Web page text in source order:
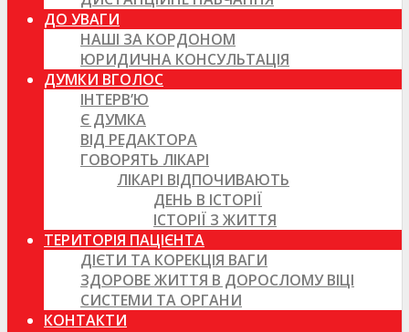
ДО УВАГИ
НАШІ ЗА КОРДОНОМ
ЮРИДИЧНА КОНСУЛЬТАЦІЯ
ДУМКИ ВГОЛОС
ІНТЕРВ’Ю
Є ДУМКА
ВІД РЕДАКТОРА
ГОВОРЯТЬ ЛІКАРІ
ЛІКАРІ ВІДПОЧИВАЮТЬ
ДЕНЬ В ІСТОРІЇ
ІСТОРІЇ З ЖИТТЯ
ТЕРИТОРІЯ ПАЦІЄНТА
ДІЄТИ ТА КОРЕКЦІЯ ВАГИ
ЗДОРОВЕ ЖИТТЯ В ДОРОСЛОМУ ВІЦІ
СИСТЕМИ ТА ОРГАНИ
КОНТАКТИ